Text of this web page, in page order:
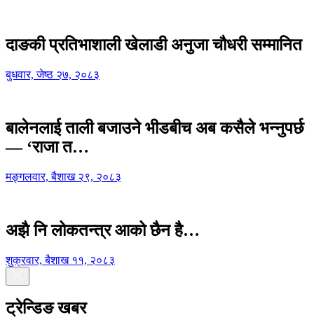
दाङकी प्रतिभाशाली खेलाडी अनुजा चौधरी सम्मानित
बुधवार, जेष्ठ २७, २०८३
बालेनलाई ताली बजाउने भीडबीच अब कसैले भन्नुपर्छ
— ‘राजा त…
मङ्गलवार, बैशाख २९, २०८३
अझै नि लोकतन्त्र आको छैन है…
शुक्रवार, बैशाख ११, २०८३
ट्रेन्डिङ खबर